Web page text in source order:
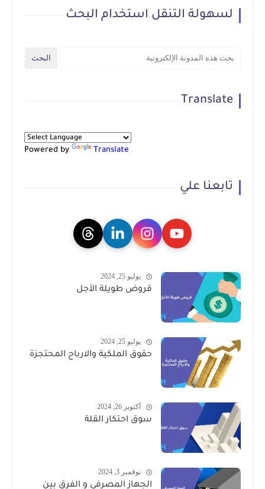
لسهولة التنقل استخدام البحث
Translate
Powered by Translate
تابعنا علي
يوليو 25, 2024
قروض طويلة الأجل
يوليو 25, 2024
حقوق الملكية والارباح المحتجزة
أكتوبر 26, 2024
سوق احتكار القلة
نوفمبر 3, 2024
الجهاز المصرفي و الفرق بين